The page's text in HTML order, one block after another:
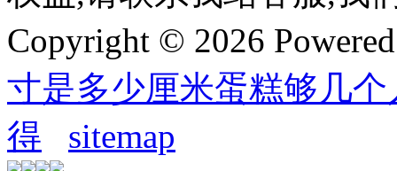
Copyright © 2026
寸是多少厘米蛋糕够几个
得
sitemap